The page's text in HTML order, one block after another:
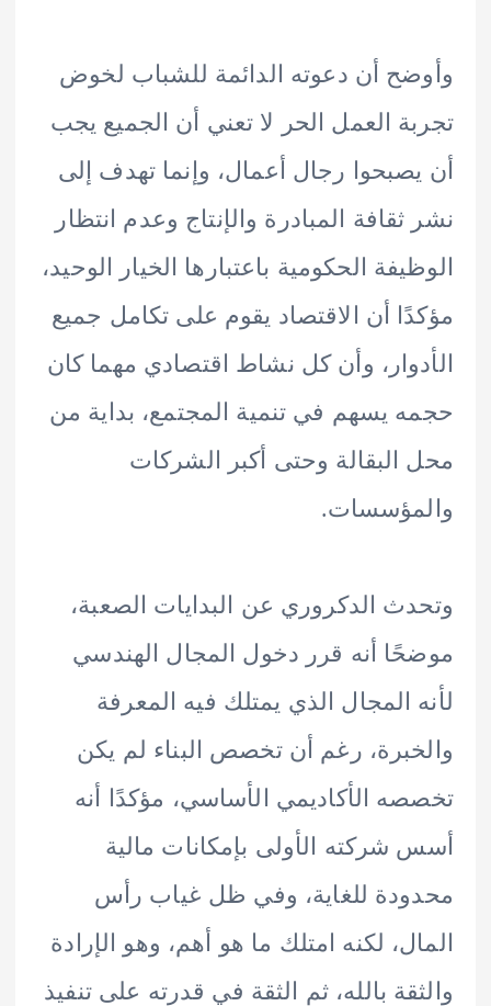
أن دعوته الدائمة للشباب لخوض
العمل الحر لا تعني أن الجميع يجب
رجال أعمال، وإنما تهدف إلى
المبادرة والإنتاج وعدم انتظار
الحكومية باعتبارها الخيار الوحيد،
أن الاقتصاد يقوم على تكامل جميع
وأن كل نشاط اقتصادي مهما كان
يسهم في تنمية المجتمع، بداية من
وحتى أكبر الشركات
الدكروري عن البدايات الصعبة،
أنه قرر دخول المجال الهندسي
المجال الذي يمتلك فيه المعرفة
رغم أن تخصص البناء لم يكن
الأكاديمي الأساسي، مؤكدًا أنه
الأولى بإمكانات مالية
للغاية، وفي ظل غياب رأس
لكنه امتلك ما هو أهم، وهو الإرادة
بالله، ثم الثقة في قدرته على تنفيذ